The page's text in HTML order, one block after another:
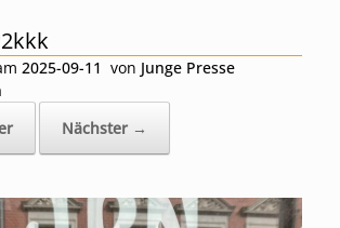
2025-09-11 von Junge Presse
Nächster →